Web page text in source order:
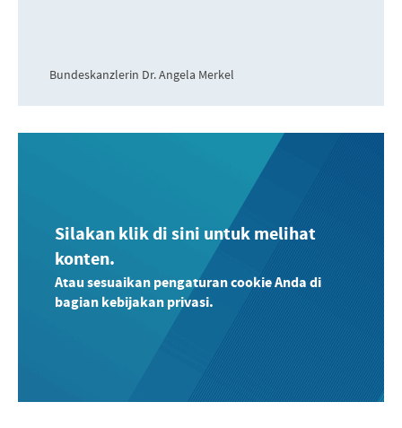
Bundeskanzlerin Dr. Angela Merkel
Silakan klik di sini untuk melihat
konten.
Atau sesuaikan pengaturan cookie Anda di
bagian kebijakan privasi.